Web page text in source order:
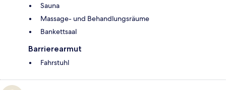
Sauna
Massage- und Behandlungsräume
Bankettsaal
Barrierearmut
Fahrstuhl